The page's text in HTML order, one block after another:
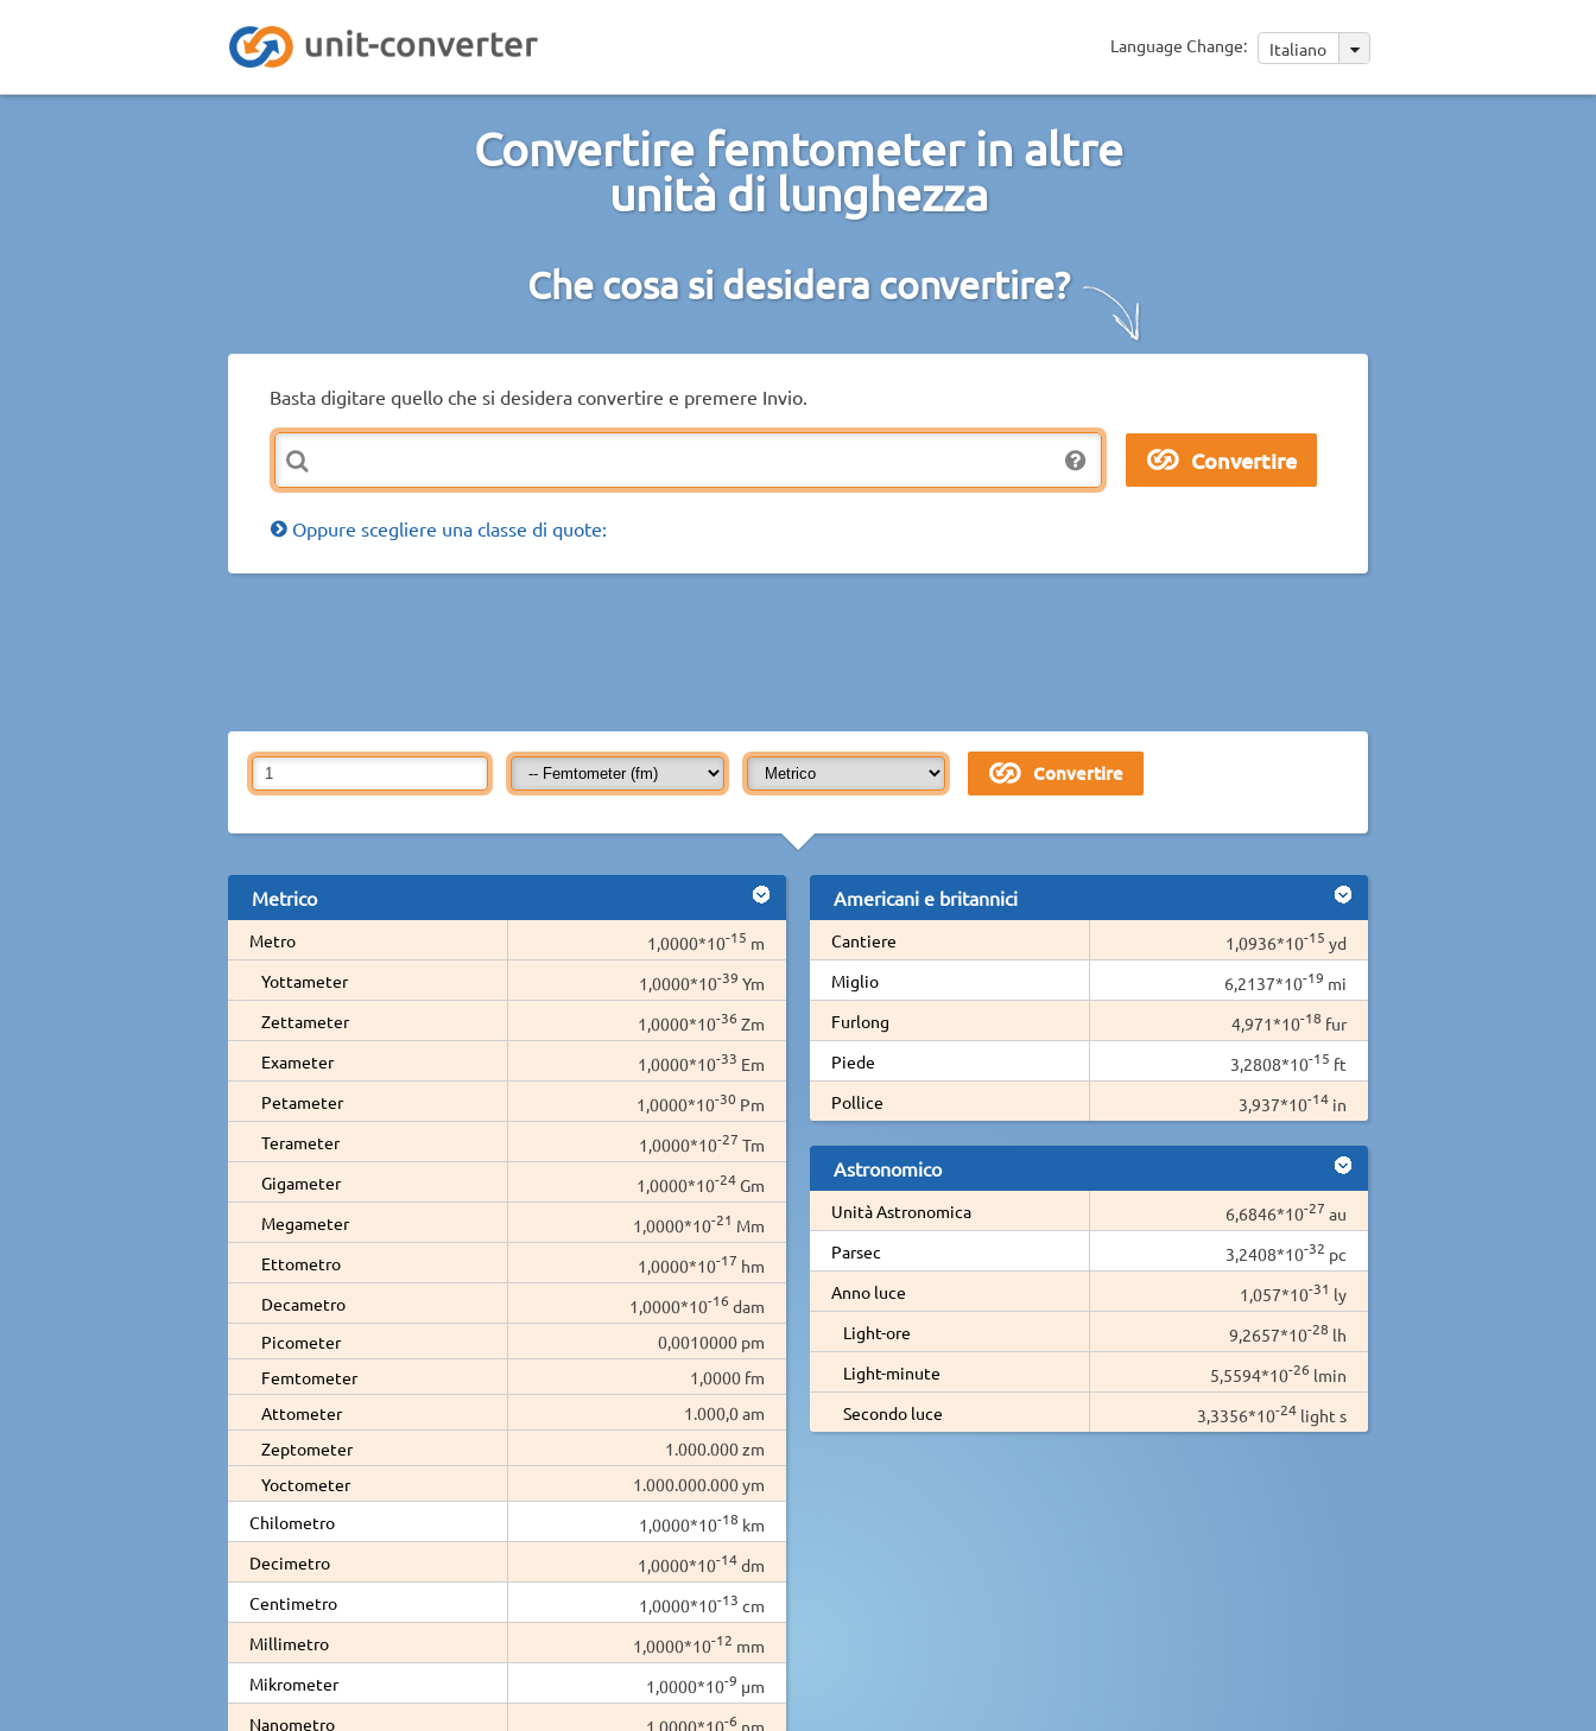
Language Change: Italiano
Convertire femtometer in altre
unità di lunghezza
Che cosa si desidera convertire?
Basta digitare quello che si desidera convertire e premere Invio.
Oppure scegliere una classe di quote:
Metrico
Metro 1,0000*10-15 m
Yottameter
1,0000*10-39 Ym
Zettameter
1,0000*10-36 Zm
Exameter
1,0000*10-33 Em
Petameter
1,0000*10-30 Pm
Terameter
1,0000*10-27 Tm
Gigameter
1,0000*10-24Gm
Megameter
1,0000*10-21 Mm
Ettometro
1,0000*10-17 hm
Decametro
1,0000*10-16 dam
Picometer
0,0010000 pm
Femtometer
1,0000 fm
Attometer
1.000,0 am
Zeptometer
1.000.000 zm
Yoctometer
1.000.000.000 ym
Chilometro
1,0000*10-18 km
Decimetro
1,0000*10-14dm
Centimetro
1,0000*10-13 cm
Millimetro
1,0000*10-12 mm
Mikrometer
1,0000*10-9 µm
Nanometro
1,0000*10-6 nm
Americani e britannici
Cantiere 1,0936*10-15 yd
Miglio
6,2137*10-19 mi
Furlong
4,971*10-18 fur
Piede
3,2808*10-15 ft
Pollice
3,937*10-14in
Astronomico
Unità Astronomica 6,6846*10-27 au
Parsec
3,2408*10-32 pc
Anno luce
1,057*10-31 ly
Light-ore
9,2657*10-28 lh
Light-minute
5,5594*10-26 lmin
Secondo luce
3,3356*10-24light s